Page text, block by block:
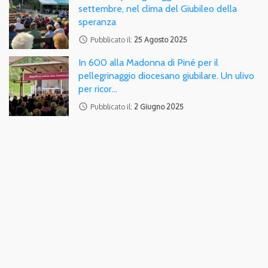
settembre, nel clima del Giubileo della
speranza
access_time Pubblicato il: 25 Agosto 2025
In 600 alla Madonna di Piné per il
pellegrinaggio diocesano giubilare. Un ulivo
per ricor…
access_time Pubblicato il: 2 Giugno 2025